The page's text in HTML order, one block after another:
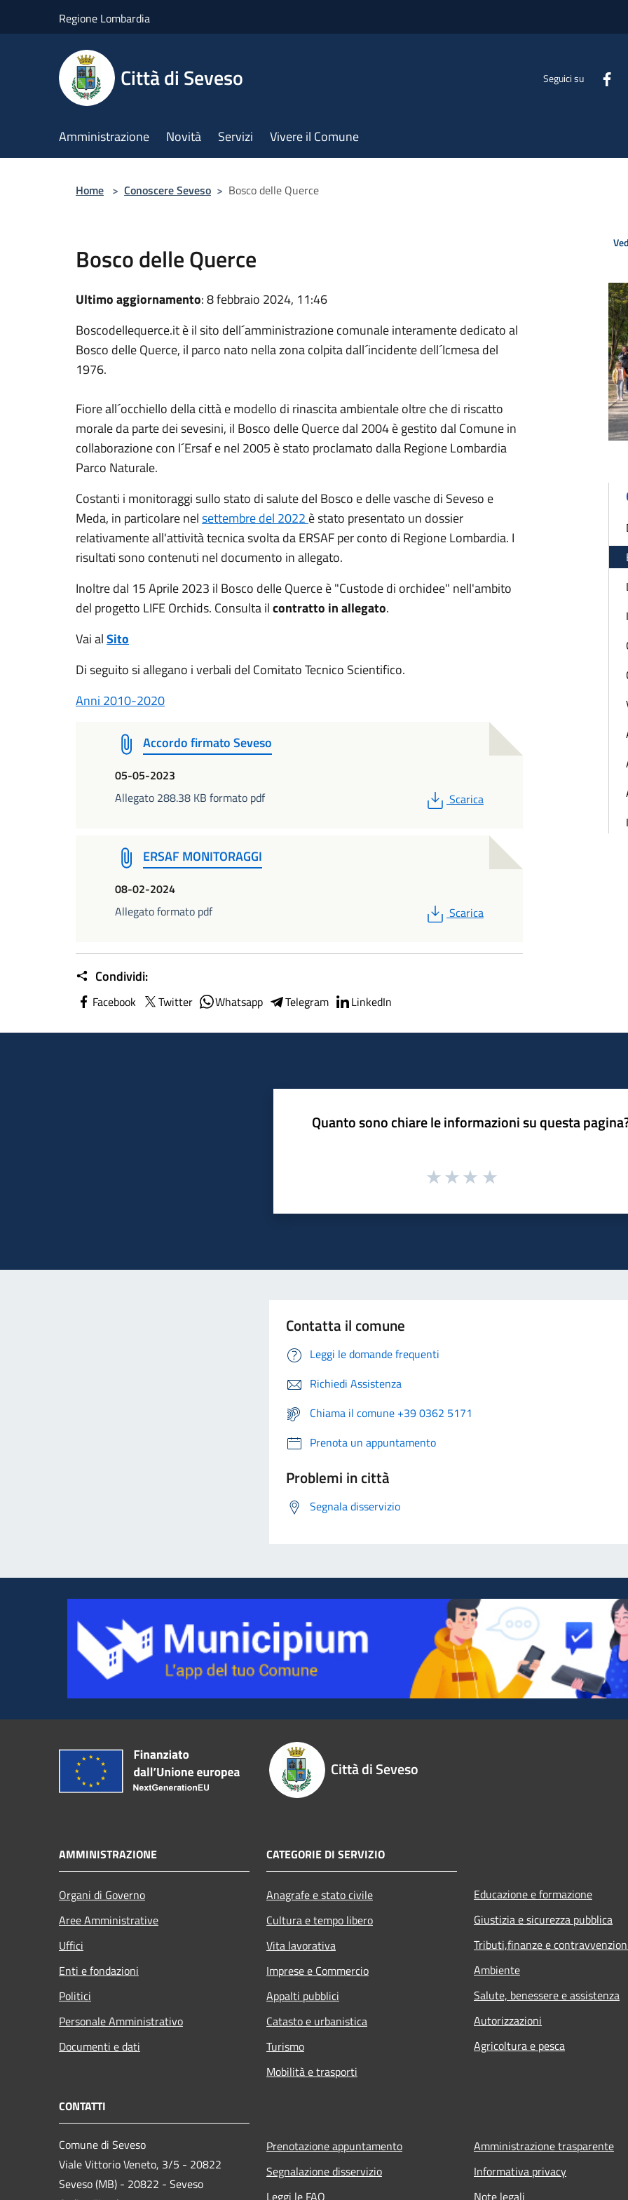
Regione Lombardia
Città di Seveso Seguici su
Amministrazione Novità Servizi Vivere il Comune
Home > Conoscere Seveso > Bosco delle Querce
Bosco delle Querce
Ultimo aggiornamento: 8 febbraio 2024, 11:46
Boscodellequerce.it è il sito dell´amministrazione comunale interamente dedicato al
Bosco delle Querce, il parco nato nella zona colpita dall´incidente dell´Icmesa del
1976.
Fiore all´occhiello della città e modello di rinascita ambientale oltre che di riscatto
morale da parte dei sevesini, il Bosco delle Querce dal 2004 è gestito dal Comune in
collaborazione con l´Ersaf e nel 2005 è stato proclamato dalla Regione Lombardia
Parco Naturale.
Costanti i monitoraggi sullo stato di salute del Bosco e delle vasche di Seveso e
Meda, in particolare nelsettembre del 2022 è stato presentato un dossier
relativamente all'attività tecnica svolta da ERSAF per conto di Regione Lombardia. I
risultati sono contenuti nel documento in allegato.
Inoltre dal 15 Aprile 2023 il Bosco delle Querce è "Custode di orchidee" nell'ambito
del progetto LIFE Orchids. Consulta ilcontratto in allegato.
Vai alSito
Di seguito si allegano i verbali del Comitato Tecnico Scientifico.
Anni 2010-2020
Accordo firmato Seveso
05-05-2023
Allegato 288.38 KB formato pdf
PDF
Scarica
ERSAF MONITORAGGI
08-02-2024
Allegato formato pdf
PDF
Scarica
Condividi:
Facebook Twitter Whatsapp Telegram LinkedIn
Quanto sono chiare le informazioni su questa
Contatta il comune
Leggi le domande frequenti
Richiedi Assistenza
Chiama il comune +39 0362 5171
Prenota un appuntamento
Problemi in città
Segnala disservizio
Città di Seveso
AMMINISTRAZIONE
Organi di Governo
Aree Amministrative
Uffici
Enti e fondazioni
Politici
Personale Amministrativo
Documenti e dati
CATEGORIE DI SERVIZIO
Anagrafe e stato civile
Cultura e tempo libero
Vita lavorativa
Imprese e Commercio
Appalti pubblici
Catasto e urbanistica
Turismo
Mobilità e trasporti
Educazione e formazione
Giustizia e sicurezza pubblica
Tributi,finanze e
Ambiente
Salute, benessere e assistenza
Autorizzazioni
Agricoltura e pesca
CONTATTI
Comune di Seveso
Viale Vittorio Veneto, 3/5 - 20822
Seveso (MB) - 20822 - Seveso
Prenotazione appuntamento
Segnalazione disservizio
Leggi le FAQ
Amministrazione trasparente
Informativa privacy
Note legali